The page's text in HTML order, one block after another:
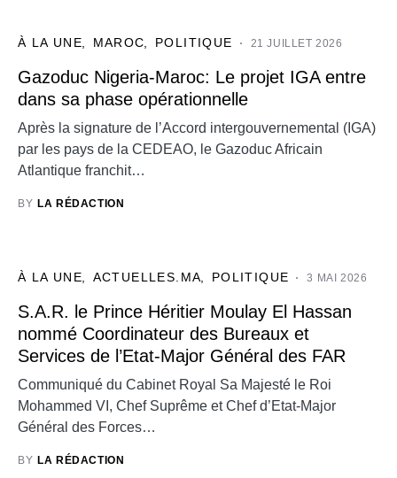
À LA UNE MAROC POLITIQUE 21 JUILLET 2026
Gazoduc Nigeria-Maroc: Le projet IGA entre
dans sa phase opérationnelle
Après la signature de l’Accord intergouvernemental (IGA)
par les pays de la CEDEAO, le Gazoduc Africain
Atlantique franchit…
BY LA RÉDACTION
À LA UNE ACTUELLES.MA POLITIQUE 3 MAI 2026
S.A.R. le Prince Héritier Moulay El Hassan
nommé Coordinateur des Bureaux et
Services de l’Etat-Major Général des FAR
Communiqué du Cabinet Royal Sa Majesté le Roi
Mohammed VI, Chef Suprême et Chef d’Etat-Major
Général des Forces…
BY LA RÉDACTION